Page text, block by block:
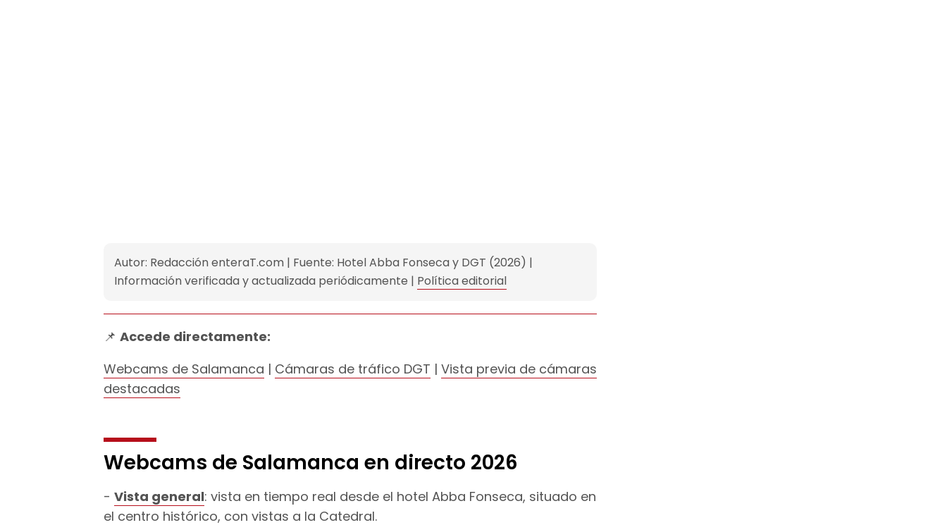
Autor: Redacción enteraT.com | Fuente: Hotel Abba Fonseca y DGT (2026) |
Información verificada y actualizada periódicamente | Política editorial
📌 Accede directamente:
Webcams de Salamanca | Cámaras de tráfico DGT | Vista previa de cámaras
destacadas
Webcams de Salamanca en directo 2026
Vista general: vista en tiempo real desde el hotel Abba Fonseca, situado en
el centro histórico, con vistas a la Catedral.